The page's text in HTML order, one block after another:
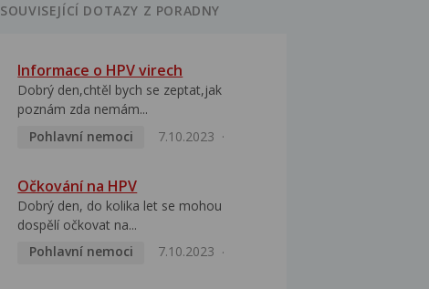
SOUVISEJÍCÍ DOTAZY Z PORADNY
Informace o HPV virech
Dobrý den,chtěl bych se zeptat,jak
poznám zda nemám...
Pohlavní nemoci
7.10.2023
Očkování na HPV
Dobrý den, do kolika let se mohou
dospělí očkovat na...
Pohlavní nemoci
7.10.2023